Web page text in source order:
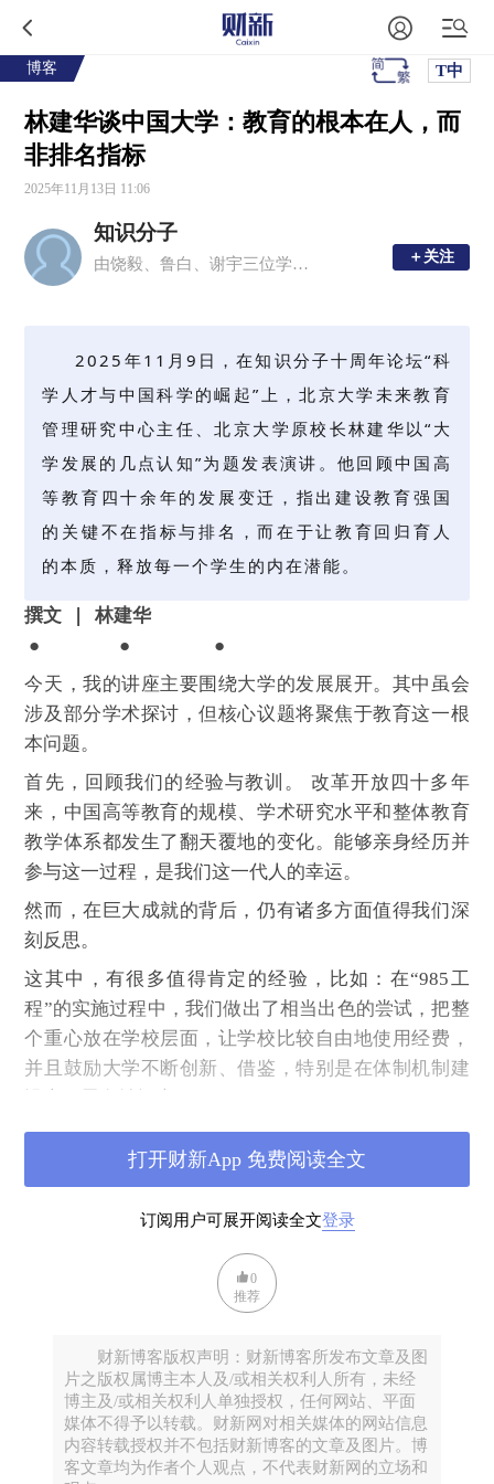
博客 T中
林建华谈中国大学：教育的根本在人，而
非排名指标
2025年11月13日 11:06
知识分子
由饶毅、鲁白、谢宇三位学者创办的移动新媒体平台，现任主编为周忠和、毛淑德、夏志宏。 ＋关注
＋关注
2025年11月9日，在知识分子十周年论坛“科
学人才与中国科学的崛起”上，北京大学未来教育
管理研究中心主任、北京大学原校长林建华以“大
学发展的几点认知”为题发表演讲。他回顾中国高
等教育四十余年的发展变迁，指出建设教育强国
的关键不在指标与排名，而在于让教育回归育人
的本质，释放每一个学生的内在潜能。
撰文 | 林建华
● ● ●
今天，我的讲座主要围绕大学的发展展开。其中虽会
涉及部分学术探讨，但核心议题将聚焦于教育这一根
本问题。
首先，回顾我们的经验与教训。 改革开放四十多年
来，中国高等教育的规模、学术研究水平和整体教育
教学体系都发生了翻天覆地的变化。能够亲身经历并
参与这一过程，是我们这一代人的幸运。
然而，在巨大成就的背后，仍有诸多方面值得我们深
刻反思。
这其中，有很多值得肯定的经验，比如：在“985工
程”的实施过程中，我们做出了相当出色的尝试，把整
个重心放在学校层面，让学校比较自由地使用经费，
并且鼓励大学不断创新、借鉴，特别是在体制机制建
我们今天的大学和过去二十年前、四十年前已经完全
不一样了。整个体制，包括教师人事制度，研究生培
化。这些变化，让我们的教师能够真正地去主导教
育，主导我们的学术研究……这些，在机制建设上是
们的学者。
很多重要的事情只要交给了有责任心的学者，让他们
自由地去做，都可以做得很好。其实，在北大、浙
大、重庆大学，包括教师管理体制在内的很多体制机
订阅用户可展开阅读全文登录
打开财新App 免费阅读全文
0
推荐
财新博客版权声明：财新博客所发布文章及图
片之版权属博主本人及/或相关权利人所有，未经
博主及/或相关权利人单独授权，任何网站、平面
媒体不得予以转载。财新网对相关媒体的网站信息
内容转载授权并不包括财新博客的文章及图片。博
客文章均为作者个人观点，不代表财新网的立场和